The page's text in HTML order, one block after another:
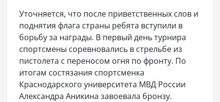
Уточняется, что после приветственных слов и
поднятия флага страны ребята вступили в
борьбу за награды. В первый день турнира
спортсмены соревновались в стрельбе из
пистолета с переносом огня по фронту. По
итогам состязания спортсменка
Краснодарского университета МВД России
Александра Аникина завоевала бронзу.